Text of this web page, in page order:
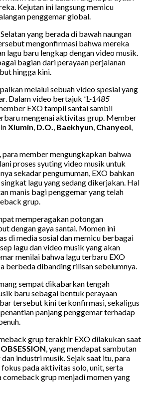
Kejutan ini langsung memicu
penggemar global.
yang berada di bawah naungan
mengonfirmasi bahwa mereka
lagu baru lengkap dengan video musik.
bagian dari perayaan perjalanan
hingga kini.
melalui sebuah video spesial yang
Dalam video bertajuk “L-1485
EXO tampil santai sambil
mengenai aktivitas grup. Member
Xiumin, D.O., Baekhyun, Chanyeol,
member mengungkapkan bahwa
proses syuting video musik untuk
sekadar pengumuman, EXO bahkan
lagu yang sedang dikerjakan. Hal
manis bagi penggemar yang telah
grup.
memperagakan potongan
dengan gaya santai. Momen ini
di media sosial dan memicu berbagai
lagu dan video musik yang akan
menilai bahwa lagu terbaru EXO
berbeda dibanding rilisan sebelumnya.
sempat dikabarkan tengah
baru sebagai bentuk perayaan
tersebut kini terkonfirmasi, sekaligus
panjang penggemar terhadap
grup terakhir EXO dilakukan saat
OBSESSION, yang mendapat sambutan
industri musik. Sejak saat itu, para
pada aktivitas solo, unit, serta
grup menjadi momen yang